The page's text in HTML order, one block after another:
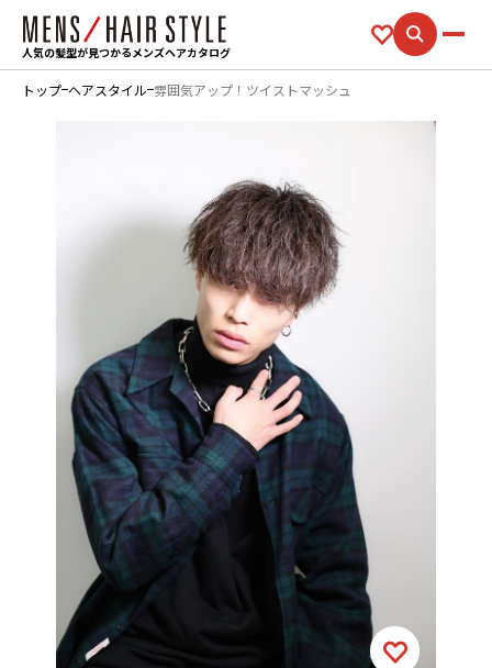
人気の髪型が見つかるメンズヘアカタログ
トップ ヘアスタイル 雰囲気アップ！ツイストマッシュ